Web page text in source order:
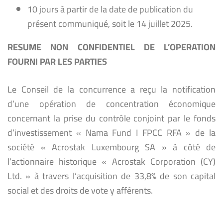
10 jours à partir de la date de publication du
présent communiqué, soit le 14 juillet 2025.
RESUME NON CONFIDENTIEL DE L’OPERATION
FOURNI PAR LES PARTIES
Le Conseil de la concurrence a reçu la notification
d’une opération de concentration économique
concernant la prise du contrôle conjoint par le fonds
d’investissement « Nama Fund I FPCC RFA » de la
société « Acrostak Luxembourg SA » à côté de
l’actionnaire historique « Acrostak Corporation (CY)
Ltd. » à travers l’acquisition de 33,8% de son capital
social et des droits de vote y afférents.